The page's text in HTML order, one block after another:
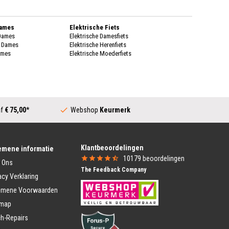
Dames
Heren
Heren
heren
Heren
Elektrische Fiets
Elektrische Damesfiets
Elektrische Herenfiets
Elektrische Moederfiets
Transportfiets
Dames Transportfiets
Transportfiets Meisjes
Vouwfiets
Vouwfietsen E-Bike
Kinderfiets Kopen
Meisjesfiets
Jongensfiets
€ 75,00* Webshop Keurmerk
informatie
Ons
Verklaring
Voorwaarden
Repairs
Klantbeoordelingen
10179 beoordelingen
The Feedback Company